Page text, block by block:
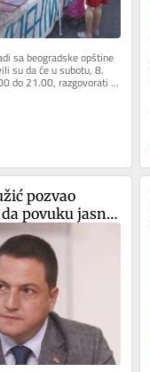
sa beogradske opštine
su da će u subotu, 8.
do 21.00, razgovorati s
U...
pozvao
povuku jasne
prema SNS